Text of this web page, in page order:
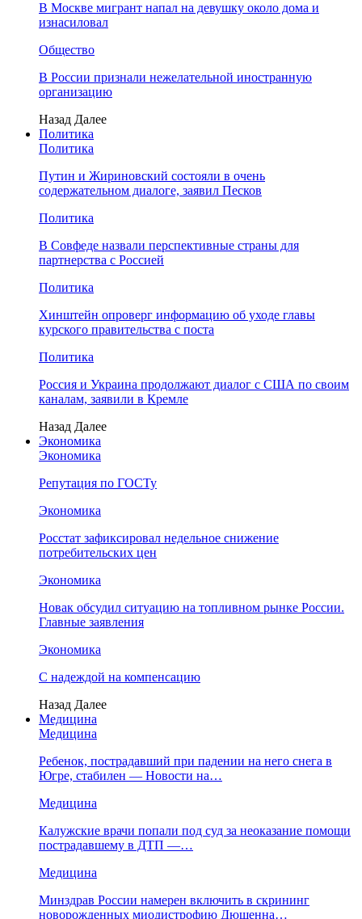
В Москве мигрант напал на девушку около дома и
изнасиловал
Общество
В России признали нежелательной иностранную
организацию
Назад Далее
Политика
Политика
Путин и Жириновский состояли в очень
содержательном диалоге, заявил Песков
Политика
В Совфеде назвали перспективные страны для
партнерства с Россией
Политика
Хинштейн опроверг информацию об уходе главы
курского правительства с поста
Политика
Россия и Украина продолжают диалог с США по своим
каналам, заявили в Кремле
Назад Далее
Экономика
Экономика
Репутация по ГОСТу
Экономика
Росстат зафиксировал недельное снижение
потребительских цен
Экономика
Новак обсудил ситуацию на топливном рынке России.
Главные заявления
Экономика
С надеждой на компенсацию
Назад Далее
Медицина
Медицина
Ребенок, пострадавший при падении на него снега в
Югре, стабилен — Новости на…
Медицина
Калужские врачи попали под суд за неоказание помощи
пострадавшему в ДТП —…
Медицина
Минздрав России намерен включить в скрининг
новорожденных миодистрофию Дюшенна…